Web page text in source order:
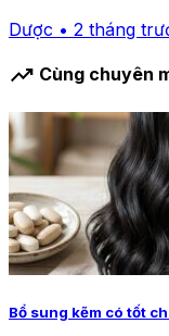
Dược • 2 tháng
trending_up Cùng chuyên
Bổ sung kẽm có tốt